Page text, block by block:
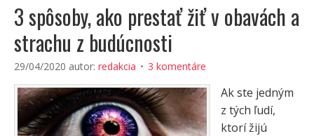
3 spôsoby, ako prestať žiť v obavách a
strachu z budúcnosti
29/04/2020 autor: redakcia 3 komentáre
Ak ste jedným
z tých ľudí,
ktorí žijú